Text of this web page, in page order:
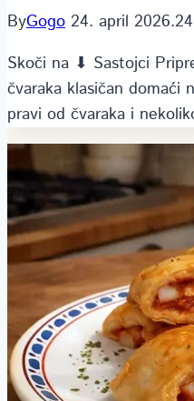
ByGogo 24. april 2026.
Skoči na ⬇ Sastojci
čvaraka klasičan domaći
pravi od čvaraka i